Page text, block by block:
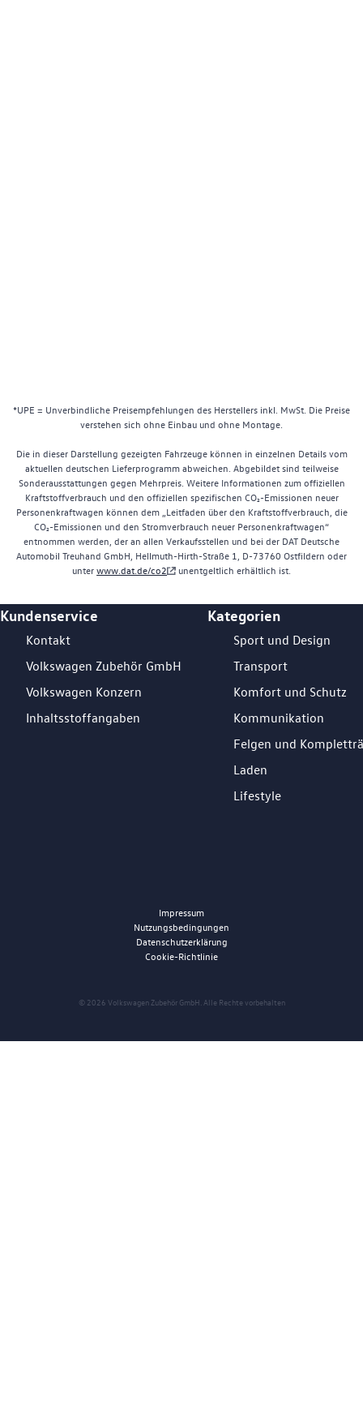
*UPE = Unverbindliche Preisempfehlungen des Herstellers inkl. MwSt. Die Preise
verstehen sich ohne Einbau und ohne Montage.
Die in dieser Darstellung gezeigten Fahrzeuge können in einzelnen Details vom
aktuellen deutschen Lieferprogramm abweichen. Abgebildet sind teilweise
Sonderausstattungen gegen Mehrpreis. Weitere Informationen zum offiziellen
Kraftstoffverbrauch und den offiziellen spezifischen CO₂-Emissionen neuer
Personenkraftwagen können dem „Leitfaden über den Kraftstoffverbrauch, die
CO₂-Emissionen und den Stromverbrauch neuer Personenkraftwagen“
entnommen werden, der an allen Verkaufsstellen und bei der DAT Deutsche
Automobil Treuhand GmbH, Hellmuth-Hirth-Straße 1, D-73760 Ostfildern oder
unterwww.dat.de/co2 unentgeltlich erhältlich ist.
Footer Teaser
Kundenservice
Kontakt
Volkswagen Zubehör GmbH
Volkswagen Konzern
Inhaltsstoffangaben
Kategorien
Sport und Design
Transport
Komfort und Schutz
Kommunikation
Felgen und
Laden
Lifestyle
© 2026 Volkswagen Zubehör GmbH. Alle Rechte vorbehalten
Impressum
Nutzungsbedingungen
Datenschutzerklärung
Cookie-Richtlinie